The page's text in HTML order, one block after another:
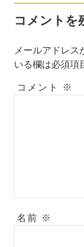
コメントを
メールアドレス
いる欄は必須項
コメント ※
名前 ※